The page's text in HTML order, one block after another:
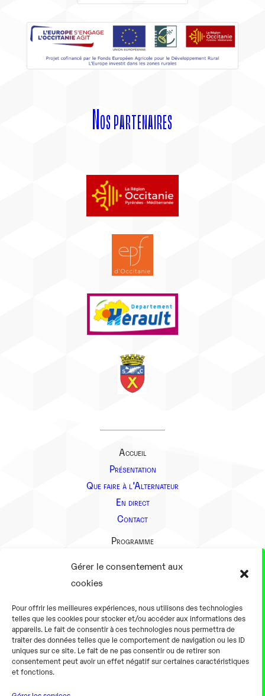
Gérer le consentement aux
cookies
Pour offrir les meilleures expériences, nous utilisons des technologies
telles que les cookies pour stocker et/ou accéder aux informations des
appareils. Le fait de consentir à ces technologies nous permettra de
traiter des données telles que le comportement de navigation ou les ID
uniques sur ce site. Le fait de ne pas consentir ou de retirer son
consentement peut avoir un effet négatif sur certaines caractéristiques
et fonctions.
Nos partenaires
Accueil
Présentation
Que faire à l’Alternateur
En direct
Contact
Programme
Présentation
En pratique
Tarifs et horaires
Salles
Équipements numériques